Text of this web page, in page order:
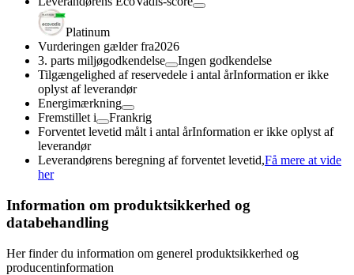
Platinum
Vurderingen gælder fra2026
3. parts miljøgodkendelse
Ingen godkendelse
Tilgængelighed af reservedele i antal årInformation er ikke
oplyst af leverandør
Energimærkning
Fremstillet i
Frankrig
Forventet levetid målt i antal årInformation er ikke oplyst af
leverandør
Leverandørens beregning af forventet levetid,Få mere at vide
her
Information om produktsikkerhed og
databehandling
Her finder du information om generel produktsikkerhed og
producentinformation